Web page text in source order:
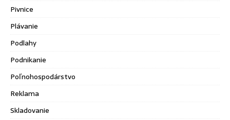
Pivnice
Plávanie
Podlahy
Podnikanie
Poľnohospodárstvo
Reklama
Skladovanie